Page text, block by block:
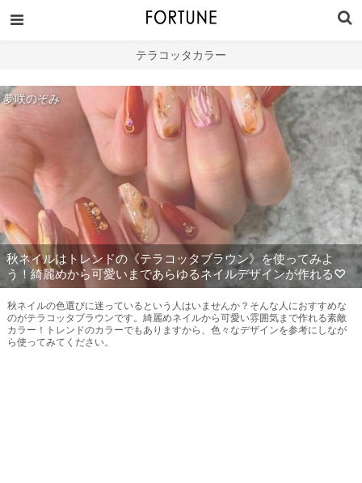
テラコッタカラー
夢咲のぞみ
秋ネイルはトレンドの《テラコッタブラウン》を使ってみよ
う！綺麗めから可愛いまであらゆるネイルデザインが作れる♡
秋ネイルの色選びに迷っているという人はいませんか？そんな人におすすめな
のがテラコッタブラウンです。綺麗めネイルから可愛い雰囲気まで作れる素敵
カラー！トレンドのカラーでもありますから、色々なデザインを参考にしなが
ら使ってみてください。